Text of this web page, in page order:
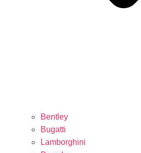
Bentley
Bugatti
Lamborghini